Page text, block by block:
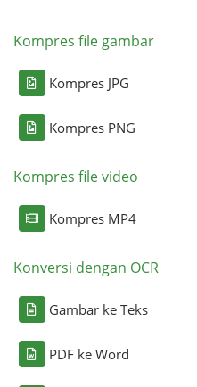
Kompres file gambar
Kompres JPG
Kompres PNG
Kompres file video
Kompres MP4
Konversi dengan OCR
Gambar ke Teks
PDF ke Word